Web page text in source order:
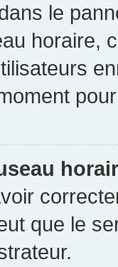
le
horaire,
que le